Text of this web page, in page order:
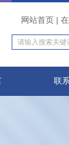
网站首页 |
联